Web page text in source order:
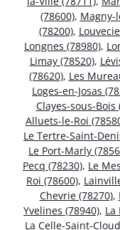
(78600), Magny-
(78200),
Longnes (78980),
Limay (78520),
(78620), Les
Loges-en-Josas
Clayes-sous-Bois
Alluets-le-Roi
Le Tertre-Saint-
Le Port-Marly
Pecq (78230), Le
Roi (78600),
Chevrie (78270),
Yvelines (78940), La
La Celle-Saint-